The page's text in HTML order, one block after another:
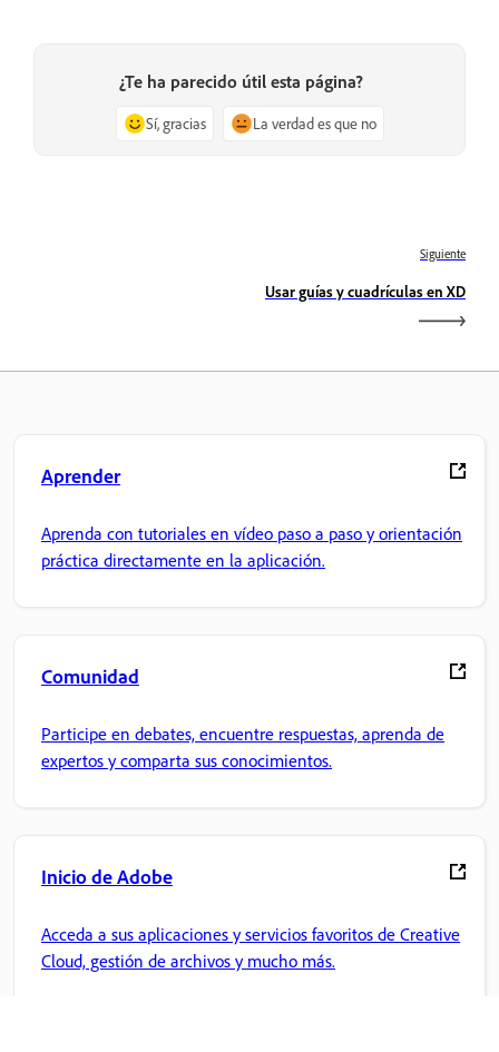
¿Te ha parecido útil esta página?
Sí, gracias La verdad es que no
Siguiente
Usar guías y cuadrículas en XD
Aprender
Aprenda con tutoriales en vídeo paso a paso y orientación
práctica directamente en la aplicación.
Comunidad
Participe en debates, encuentre respuestas, aprenda de
expertos y comparta sus conocimientos.
Inicio de Adobe
Acceda a sus aplicaciones y servicios favoritos de Creative
Cloud, gestión de archivos y mucho más.